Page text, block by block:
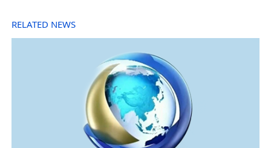
RELATED NEWS